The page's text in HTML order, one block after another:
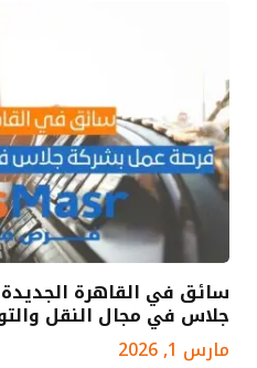
سائق في القاهرة
جلاس في مجال النقل
مارس 1, 2026